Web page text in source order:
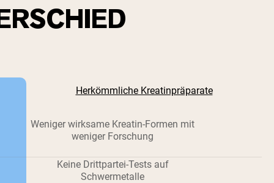
Herkömmliche Kreatinpräparate
Weniger wirksame Kreatin-Formen mit
weniger Forschung
Keine Drittpartei-Tests auf
Schwermetalle